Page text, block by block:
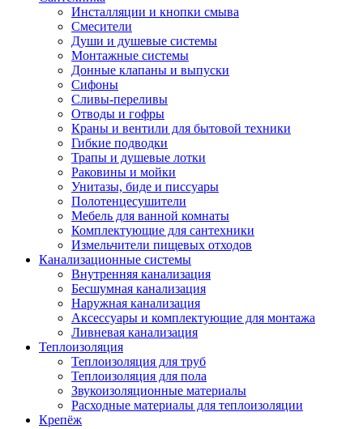
Инсталляции и кнопки смыва
Смесители
Души и душевые системы
Монтажные системы
Донные клапаны и выпуски
Сифоны
Сливы-переливы
Отводы и гофры
Краны и вентили для бытовой техники
Гибкие подводки
Трапы и душевые лотки
Раковины и мойки
Унитазы, биде и писсуары
Полотенцесушители
Мебель для ванной комнаты
Комплектующие для сантехники
Измельчители пищевых отходов
Канализационные системы
Внутренняя канализация
Бесшумная канализация
Наружная канализация
Аксессуары и комплектующие для монтажа
Ливневая канализация
Теплоизоляция
Теплоизоляция для труб
Теплоизоляция для пола
Звукоизоляционные материалы
Расходные материалы для теплоизоляции
Крепёж